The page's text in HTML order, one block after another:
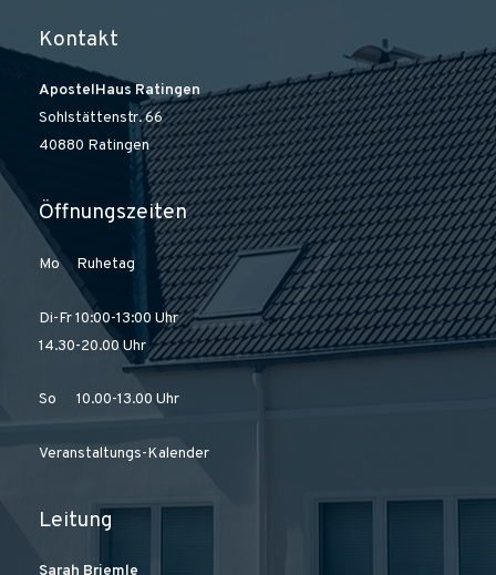
Kontakt
ApostelHaus Ratingen
Sohlstättenstr. 66
40880 Ratingen
Öffnungszeiten
Mo Ruhetag
Di-Fr 10:00-13:00 Uhr
14.30-20.00 Uhr
So 10.00-13.00 Uhr
Veranstaltungs-Kalender
Leitung